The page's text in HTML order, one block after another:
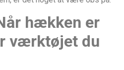
hækken er
værktøjet du